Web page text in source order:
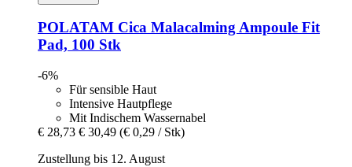
POLATAM Cica Malacalming Ampoule Fit
Pad, 100 Stk
-6%
Für sensible Haut
Intensive Hautpflege
Mit Indischem Wassernabel
€ 28,73 € 30,49 (€ 0,29 / Stk)
Zustellung bis 12. August